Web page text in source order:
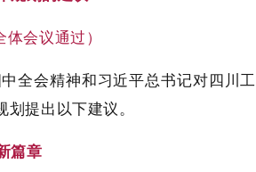
会议通过）
全会精神和习近平总书记对四川工
提出以下建议。
篇章